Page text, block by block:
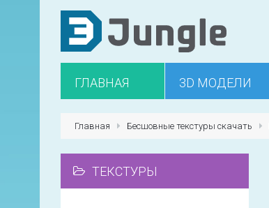
ГЛАВНАЯ 3D МОДЕЛИ
Главная Бесшовные текстуры скачать
ТЕКСТУРЫ